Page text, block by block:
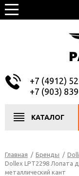
+7 (4912)
+7 (903)
КАТАЛОГ
Главная / Бренды /
Dollex LPT2298 Лопата
металлический кант